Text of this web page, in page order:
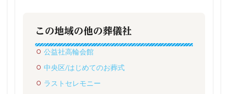
この地域の他の葬儀社
公益社高輪会館
中央区/はじめてのお葬式
ラストセレモニー